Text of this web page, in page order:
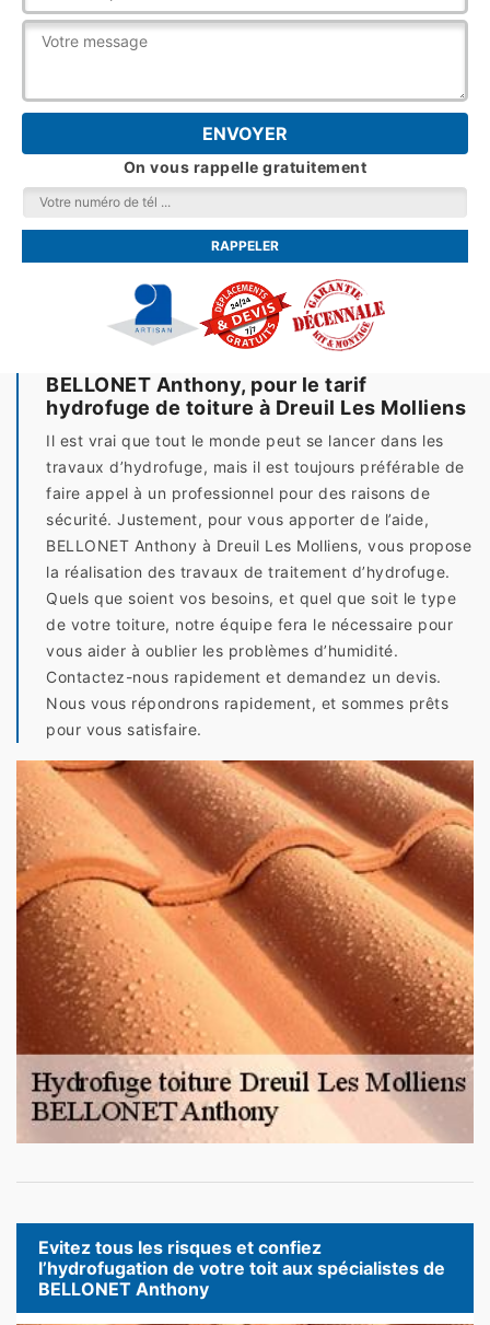
On vous rappelle gratuitement
BELLONET Anthony, pour le tarif
hydrofuge de toiture à Dreuil Les Molliens
Il est vrai que tout le monde peut se lancer dans les
travaux d’hydrofuge, mais il est toujours préférable de
faire appel à un professionnel pour des raisons de
sécurité. Justement, pour vous apporter de l’aide,
BELLONET Anthony à Dreuil Les Molliens, vous propose
la réalisation des travaux de traitement d’hydrofuge.
Quels que soient vos besoins, et quel que soit le type
de votre toiture, notre équipe fera le nécessaire pour
vous aider à oublier les problèmes d’humidité.
Contactez-nous rapidement et demandez un devis.
Nous vous répondrons rapidement, et sommes prêts
pour vous satisfaire.
Evitez tous les risques et confiez
l’hydrofugation de votre toit aux spécialistes de
BELLONET Anthony